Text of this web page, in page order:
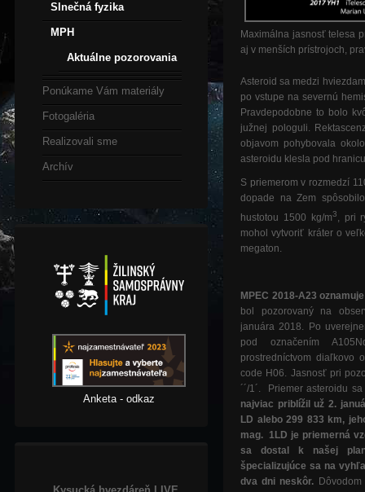
Slnečná fyzika
MPH
Aktuálne pozorovania
Ponúkame Vám materiály
Fotogaléria
Realizovali sme
Archív
Anketa - odkaz
Maximálna jasnosť telesa
aj v menších prístrojoch,
Asteroid sa medzi
po vstupe na severnú
Pravdepodobne to bolo
južnej pologuli.
objavom pohybovala
asteroidu klesla pod
S priemerom v rozmedzí
dopade na Zem
hustotou 1500 kg/m3, pri
mohol vytvoriť kráter o
megaton.
MPEC 2018-A23
bol pozorovaný na
januára 2018. Po
pod označením
prostredníctvom diaľkovo
code H06. Jasnosť pri
´´/1´. Priemer asteroidu
najviac priblížil už 2.
LD alebo 299 833 km,
mag. 1LD je priemerná
sa dostal k našej
špecializujúce sa na
dva dni neskôr.